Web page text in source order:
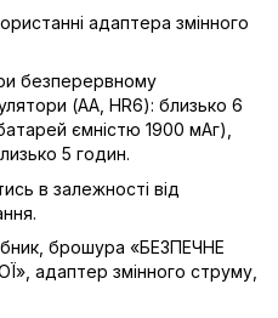
адаптера змінного
безперервному
(AA, HR6): близько 6
ємністю 1900 мАг),
5 годин.
в залежності від
брошура «БЕЗПЕЧНЕ
адаптер змінного струму,